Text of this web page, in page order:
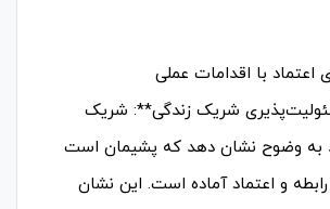
شریک زندگی**: شریک
به وضوح نشان دهد که پشیمان است
رابطه و اعتماد آماده است. این نشان